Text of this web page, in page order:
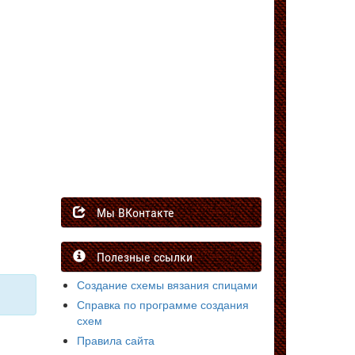
Мы ВКонтакте
Полезные ссылки
Создание схемы вязания спицами
Справка по программе создания
схем
Правила сайта